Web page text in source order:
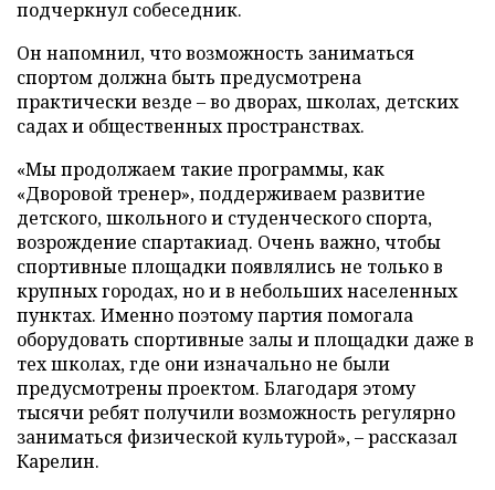
подчеркнул собеседник.
Он напомнил, что возможность заниматься
спортом должна быть предусмотрена
практически везде – во дворах, школах, детских
садах и общественных пространствах.
«Мы продолжаем такие программы, как
«Дворовой тренер», поддерживаем развитие
детского, школьного и студенческого спорта,
возрождение спартакиад. Очень важно, чтобы
спортивные площадки появлялись не только в
крупных городах, но и в небольших населенных
пунктах. Именно поэтому партия помогала
оборудовать спортивные залы и площадки даже в
тех школах, где они изначально не были
предусмотрены проектом. Благодаря этому
тысячи ребят получили возможность регулярно
заниматься физической культурой», – рассказал
Карелин.